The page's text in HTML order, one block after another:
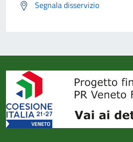
Segnala disservizio